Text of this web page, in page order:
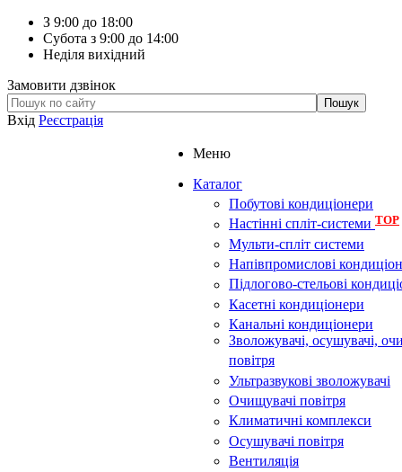
З 9:00 до 18:00
Субота з 9:00 до 14:00
Неділя вихідний
Замовити дзвінок
Вхід Реєстрація
Меню
Каталог
Побутові кондиціонери
Настінні спліт-системи TOP
Мульти-спліт системи
Напівпромислові
Підлогово-стельові
Касетні кондиціонери
Канальні кондиціонери
Зволожувачі, осушувачі,
повітря
Ультразвукові зволожувачі
Очищувачі повітря
Климатичні комплекси
Осушувачі повітря
Вентиляція